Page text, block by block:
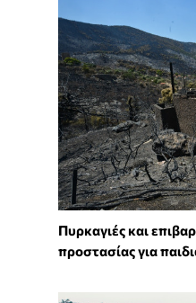
Πυρκαγιές και
προστασίας για